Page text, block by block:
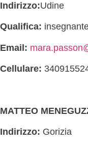
Indirizzo:Udine
Qualifica:
Email:
Cellulare:
MATTEO
Indirizzo: Gorizia